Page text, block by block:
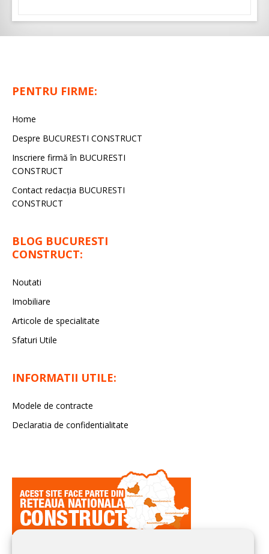
PENTRU FIRME:
Home
Despre BUCURESTI CONSTRUCT
Inscriere firmă în BUCURESTI
CONSTRUCT
Contact redacţia BUCURESTI
CONSTRUCT
BLOG BUCURESTI
CONSTRUCT:
Noutati
Imobiliare
Articole de specialitate
Sfaturi Utile
INFORMATII UTILE:
Modele de contracte
Declaratia de confidentialitate